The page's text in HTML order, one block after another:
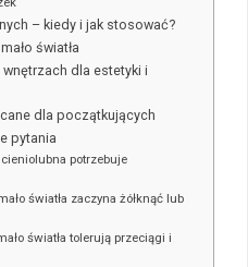
– kiedy i jak stosować?
światła
dla estetyki i
dla początkujących
pytania
potrzebuje
światła zaczyna żółknąć lub
światła tolerują przeciągi i